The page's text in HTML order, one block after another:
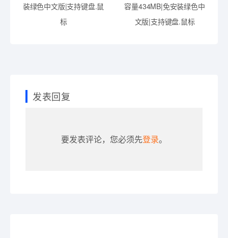
装绿色中文版|支持键盘.鼠
标
容量434MB|免安装绿色中
文版|支持键盘.鼠标
发表回复
要发表评论，您必须先登录。